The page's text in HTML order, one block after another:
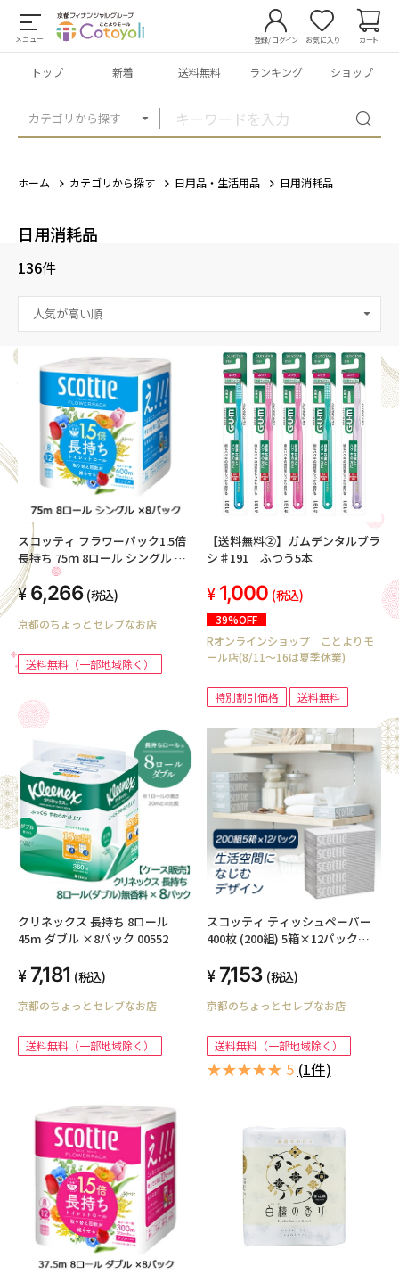
メニュー
カテゴリから探す
登録/ログイン お気に入り カート
トップ 新着 送料無料 ランキング ショップ
ホーム カテゴリから探す 日用品・生活用品 日用消耗品
日用消耗品
136件
スコッティ フラワーパック1.5倍
長持ち 75ｍ 8ロール シングル ×8
パック トイレットペーパー
00642
6,266 (税込)
京都のちょっとセレブなお店
送料無料（一部地域除く）
【送料無料②】ガムデンタルブラ
シ♯191 ふつう5本
1,000 (税込)
39%OFF
Rオンラインショップ ことよりモ
ール店(8/11～16は夏季休業)
特別割引価格 送料無料
クリネックス 長持ち 8ロール
45m ダブル ×8パック 00552
7,181 (税込)
京都のちょっとセレブなお店
送料無料（一部地域除く）
スコッティ ティッシュペーパー
400枚 (200組) 5箱×12パック
7,153 (税込)
京都のちょっとセレブなお店
送料無料（一部地域除く）
★★★★★ 5 (1件)